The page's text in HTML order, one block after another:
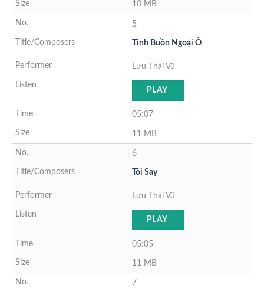
10 MB
5
Tình Buồn Ngoại Ô
Lưu Thái Vũ
PLAY
05:07
11 MB
6
Tôi Say
Lưu Thái Vũ
PLAY
05:05
11 MB
7